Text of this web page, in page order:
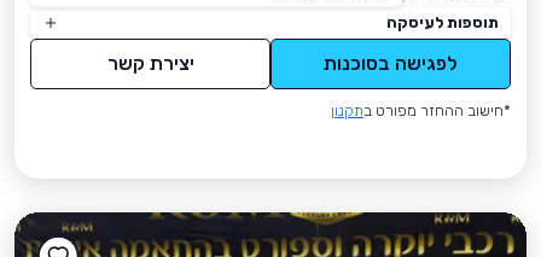
תוספות לעיסקה
לפגישה בסוכנות יצירת קשר
*חישוב ההחזר מפורט בתקנון